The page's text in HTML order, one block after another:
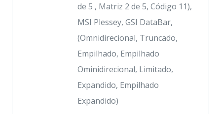
de 5 , Matriz 2 de 5, Código 11),
MSI Plessey, GSI DataBar,
(Omnidirecional, Truncado,
Empilhado, Empilhado
Ominidirecional, Limitado,
Expandido, Empilhado
Expandido)